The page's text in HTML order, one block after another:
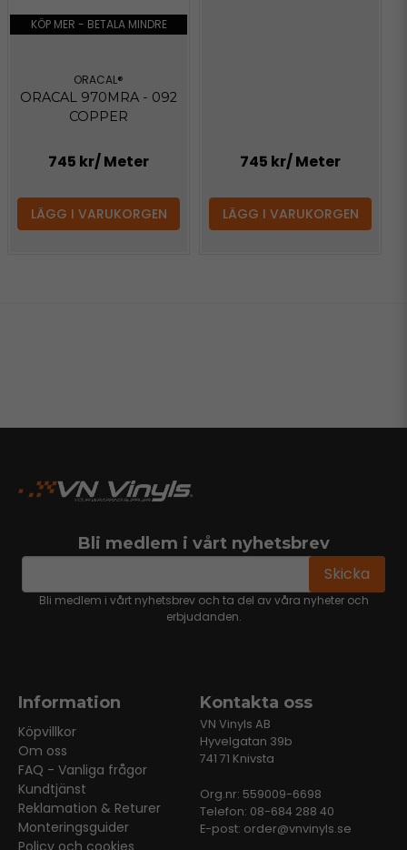
KÖP MER - BETALA MINDRE
ORACAL®
ORACAL 970MRA - 092
COPPER
745 kr/ Meter
LÄGG I VARUKORGEN
745 kr/ Meter
LÄGG I VARUKORGEN
Bli medlem i vårt nyhetsbrev
email Skicka
Bli medlem i vårt nyhetsbrev och ta del av våra nyheter och
erbjudanden.
Information
Köpvillkor
Om oss
FAQ - Vanliga frågor
Kundtjänst
Reklamation & Returer
Monteringsguider
Policy och cookies
Kontakta oss
VN Vinyls AB
Hyvelgatan 39b
741 71 Knivsta
Org.nr: 559009-6698
Telefon: 08-684 288 40
E-post: order@vnvinyls.se